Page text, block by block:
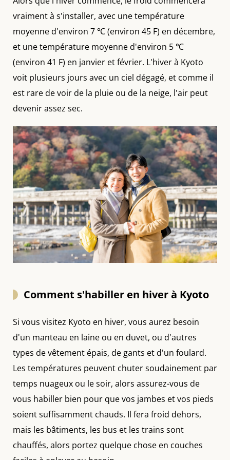
vraiment à s'installer, avec une température
moyenne d'environ 7 ℃ (environ 45 F) en décembre,
et une température moyenne d'environ 5 ℃
(environ 41 F) en janvier et février. L'hiver à Kyoto
voit plusieurs jours avec un ciel dégagé, et comme il
est rare de voir de la pluie ou de la neige, l'air peut
devenir assez sec.
Comment s'habiller en hiver à Kyoto
Si vous visitez Kyoto en hiver, vous aurez besoin
d'un manteau en laine ou en duvet, ou d'autres
types de vêtement épais, de gants et d'un foulard.
Les températures peuvent chuter soudainement par
temps nuageux ou le soir, alors assurez-vous de
vous habiller bien pour que vos jambes et vos pieds
soient suffisamment chauds. Il fera froid dehors,
mais les bâtiments, les bus et les trains sont
chauffés, alors portez quelque chose en couches